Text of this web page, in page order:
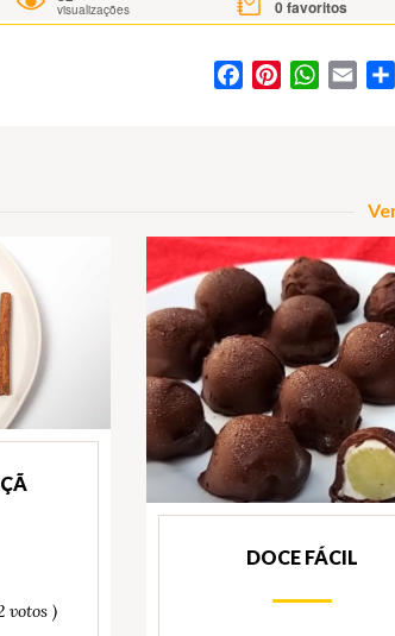
visualizações 0favoritos
FacebookPinterestWhatsApp
Email
votos )
DOCE FÁCIL